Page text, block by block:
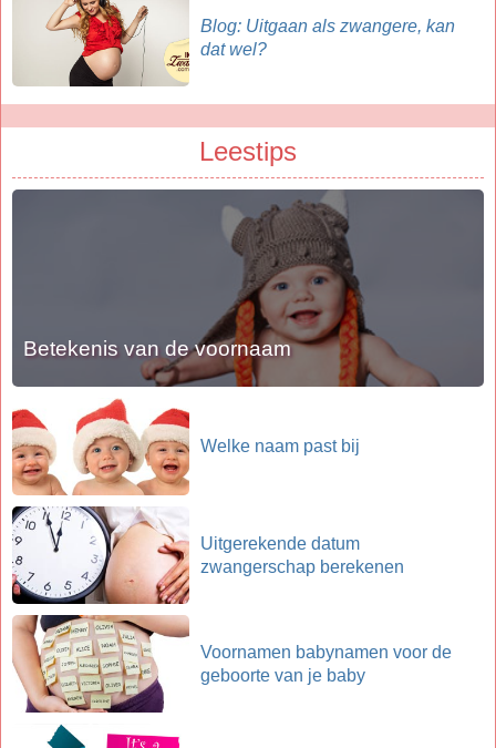
Blog: Uitgaan als zwangere, kan
dat wel?
Leestips
Betekenis van de voornaam
Welke naam past bij
Uitgerekende datum
zwangerschap berekenen
Voornamen babynamen voor de
geboorte van je baby